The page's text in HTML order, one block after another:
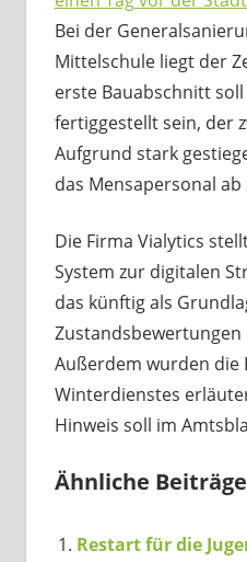
Bei der
Mittelschule liegt der
erste Bauabschnitt soll
fertiggestellt sein, der
Aufgrund stark
das Mensapersonal
Die Firma Vialytics
System zur digitalen
das künftig als
Außerdem wurden die
Winterdienstes
Hinweis soll im
Ähnliche
Restart für die